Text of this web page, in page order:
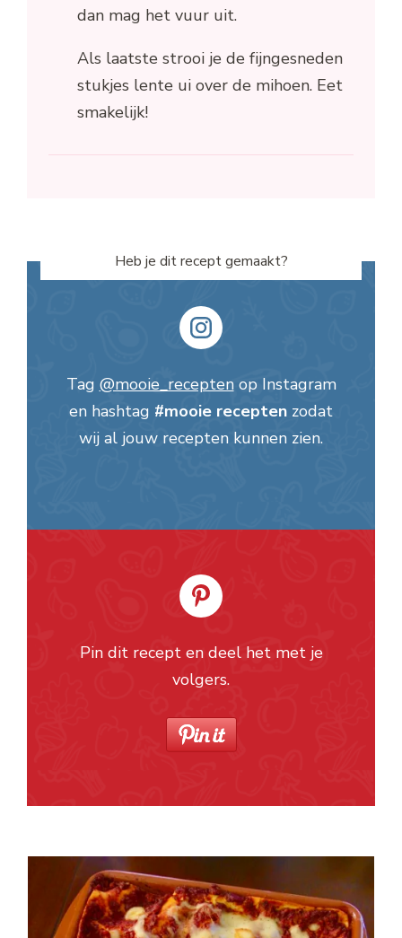
dan mag het vuur uit.
Als laatste strooi je de fijngesneden
stukjes lente ui over de mihoen. Eet
smakelijk!
Heb je dit recept gemaakt?
Tag @mooie_receptenop Instagram
en hashtag #mooie recepten zodat
wij al jouw recepten kunnen zien.
Pin dit recept en deel het met je
volgers.